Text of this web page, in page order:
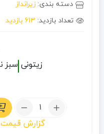
دسته بندی: زیرانداز
تعداد بازدید: 613 بازدید
زیتونی سبز
تعداد:
شینگ‌یان
گزارش قیمت